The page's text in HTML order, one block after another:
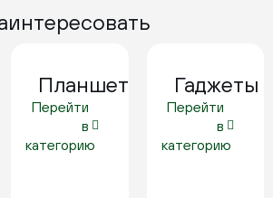
Планшеты
Перейти
в
категорию
Гаджеты
Перейти
в
категорию